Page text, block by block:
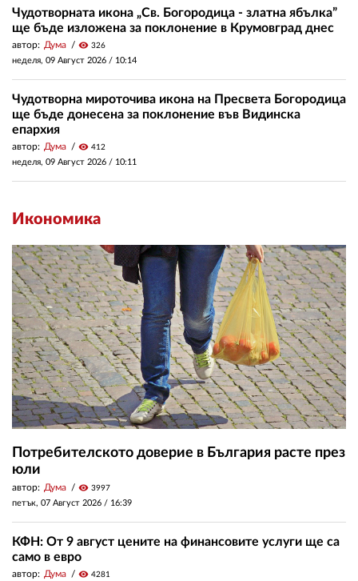
Чудотворната икона „Св. Богородица - златна ябълка”
ще бъде изложена за поклонение в Крумовград днес
автор: Дума visibility 326
неделя, 09 Август 2026 / 10:14
Чудотворна мироточива икона на Пресвета Богородица
ще бъде донесена за поклонение във Видинска
епархия
автор: Дума visibility 412
неделя, 09 Август 2026 / 10:11
Икономика
Потребителското доверие в България расте през
юли
автор: Дума visibility 3997
петък, 07 Август 2026 / 16:39
КФН: От 9 август цените на финансовите услуги ще са
само в евро
автор: Дума visibility 4281